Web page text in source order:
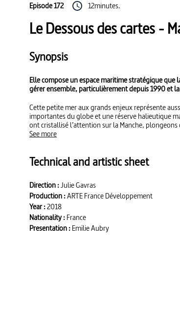
Episode 172 12minutes.
Le Dessous des cartes -
Synopsis
Elle compose un espace maritime stratégique que
gérer ensemble, particulièrement depuis 1990 et
Cette petite mer aux grands enjeux représente
importantes du globe et une réserve halieutique
ont cristallisé l’attention sur la Manche,
See more
Technical and artistic sheet
Direction :Julie Gavras
Production :ARTE France Développement
Year :2018
Nationality :France
Presentation :Emilie Aubry